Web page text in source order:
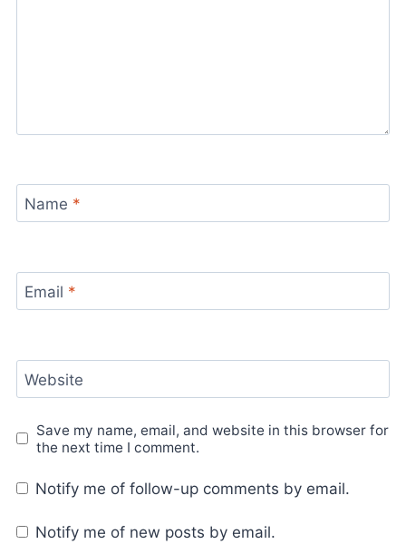
Name *
Email *
Website
Save my name, email, and website in this browser for
the next time I comment.
Notify me of follow-up comments by email.
Notify me of new posts by email.